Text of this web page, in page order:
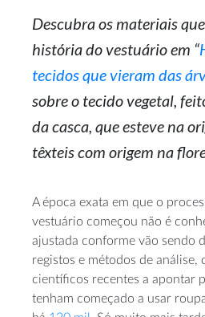
Descubra os materiais
história do vestuário em “
tecidos que vieram das
sobre o tecido vegetal,
da casca, que esteve na
têxteis com origem na
A época exata em que o
vestuário começou não é
ajustada conforme vão sendo
registos e métodos de análise,
científicos recentes a apontar
tenham começado a usar